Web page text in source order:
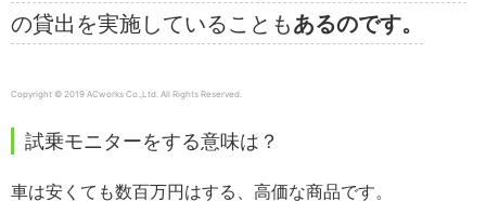
の貸出を実施していることもあるのです。
Copyright © 2019 ACworks Co.,Ltd. All Rights Reserved.
試乗モニターをする意味は？
車は安くても数百万円はする、高価な商品です。